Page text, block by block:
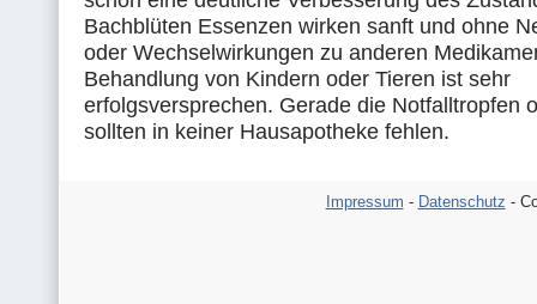
Bachblüten Essenzen wirken sanft und ohne
oder Wechselwirkungen zu anderen
Behandlung von Kindern oder Tieren ist sehr
erfolgsversprechen. Gerade die Notfalltropfen
sollten in keiner Hausapotheke fehlen.
Impressum - Datenschutz -